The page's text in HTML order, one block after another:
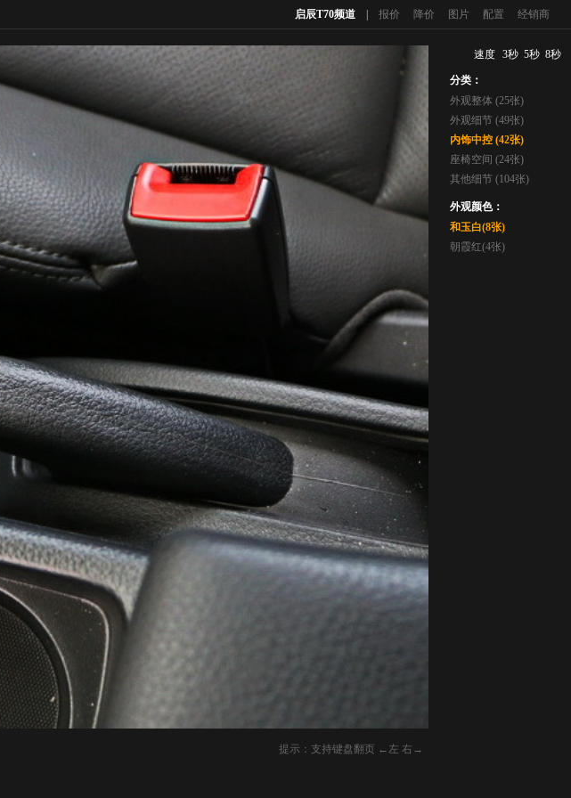
启辰T70频道 报价 降价 图片 配置 经销商
提示：支持键盘翻页 ←左 右→
速度 3秒 5秒 8秒
分类：
外观整体 (25张)
外观细节 (49张)
内饰中控 (42张)
座椅空间 (24张)
其他细节 (104张)
外观颜色：
和玉白(8张)
朝霞红(4张)